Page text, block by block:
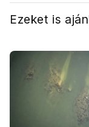
Ezeket is